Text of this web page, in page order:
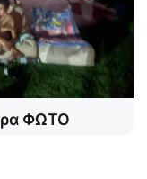
ΦΩΤΟ